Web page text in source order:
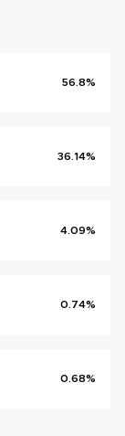
56.8%
36.14%
4.09%
0.74%
0.68%